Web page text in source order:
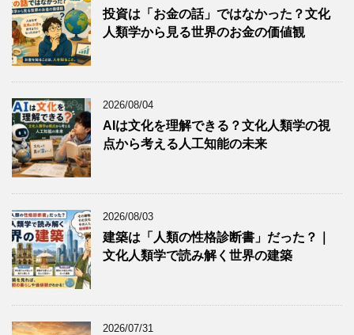
投資は「お金の話」ではなかった？文化
人類学から見る世界のお金の価値観
2026/08/04
AIは文化を理解できる？文化人類学の視
点から考える人工知能の未来
2026/08/03
建築は「人類の性格診断書」だった？｜
文化人類学で読み解く世界の建築
2026/07/31